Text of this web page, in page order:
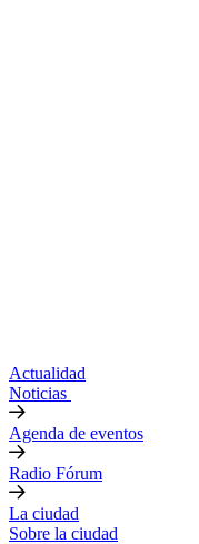
Actualidad
Noticias
Agenda de eventos
Radio Fórum
La ciudad
Sobre la ciudad